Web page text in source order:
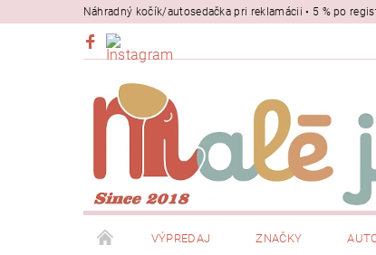
Náhradný kočík/autosedačka pri reklamácii • 5 % po
VÝPREDAJ ZNAČKY